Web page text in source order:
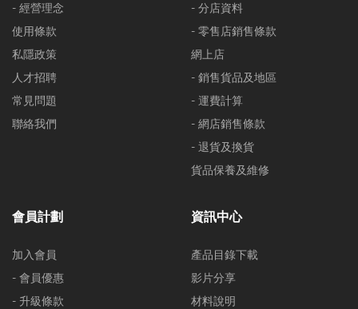
- 經營理念
使用條款
私隱政策
人才招聘
常見問題
聯絡我們
- 分店資料
- 零售店銷售條款
網上店
- 銷售貨品及地區
- 運費計算
- 網店銷售條款
- 退貨及換貨
貨品保養及維修
會員計劃
加入會員
- 會員優惠
- 升級條款
資訊中心
產品目錄下載
影片分享
材料說明